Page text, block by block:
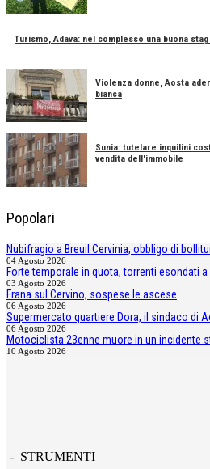
Turismo, Adava: nel complesso una buona
Violenza donne, Aosta
bianca
Sunia: tutelare inquilini
vendita dell'immobile
Popolari
Nubifragio a Breuil Cervinia, obbligo di
04 Agosto 2026
Forte temporale in quota, torrenti esondati a
03 Agosto 2026
Frana sul Cervino, sospese le ascese
06 Agosto 2026
Supermercato quartiere Dora, il sindaco di
06 Agosto 2026
Motociclista 23enne muore in un incidente
10 Agosto 2026
- STRUMENTI